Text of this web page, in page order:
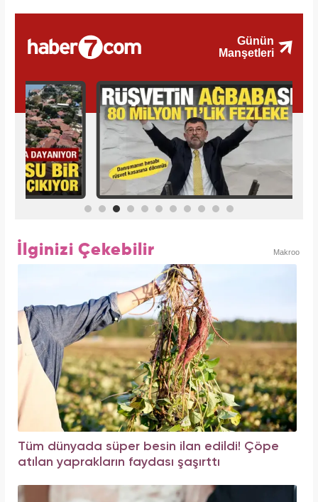
İlginizi Çekebilir Makroo
Tüm dünyada süper besin ilan edildi! Çöpe
atılan yaprakların faydası şaşırttı